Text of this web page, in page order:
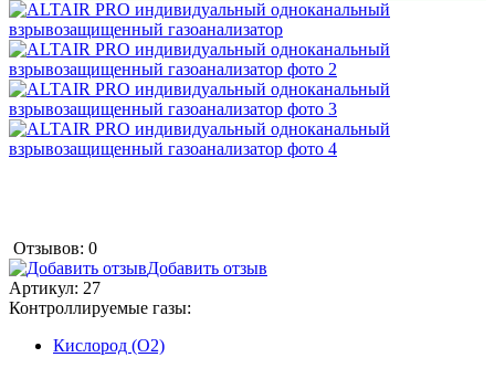
Отзывов: 0
Добавить отзыв
Артикул: 27
Контроллируемые газы:
Кислород (O2)